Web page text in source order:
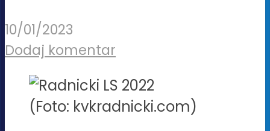
10/01/2023
Dodaj komentar
(Foto: kvkradnicki.com)